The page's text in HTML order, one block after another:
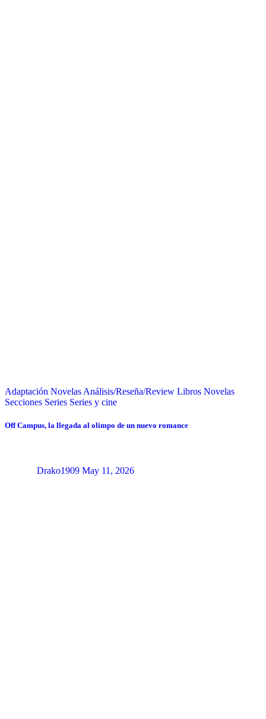
Adaptación Novelas Análisis/Reseña/Review Libros Novelas
Secciones Series Series y cine
Off Campus, la llegada al olimpo de un nuevo romance
Drako1909 May 11, 2026